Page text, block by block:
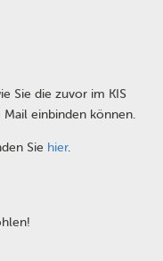
Sie die zuvor im KIS
einbinden können.
Sie hier.